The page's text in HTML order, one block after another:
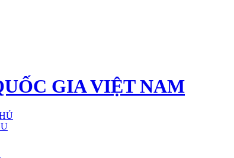
GIA VIỆT NAM